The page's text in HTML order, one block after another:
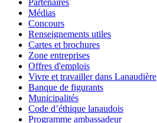
Partenaires
Médias
Concours
Renseignements utiles
Cartes et brochures
Zone entreprises
Offres d'emplois
Vivre et travailler dans Lanaudière
Banque de figurants
Municipalités
Code d’éthique lanaudois
Programme ambassadeur